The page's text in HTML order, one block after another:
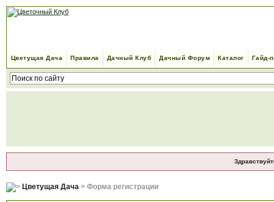
Цветущая Дача Правила Дачный Клуб Дачный Форум Каталог Гайд-
Цветущая Дача> Форма регистрации